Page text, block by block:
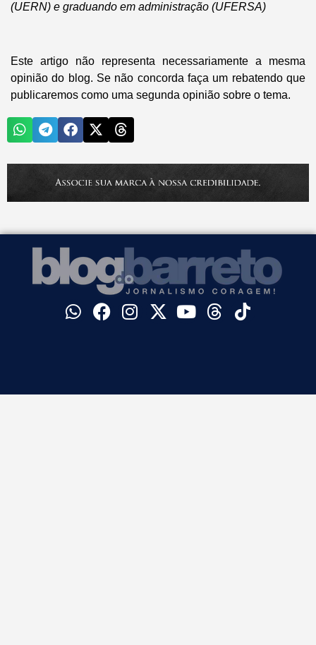
(UERN) e graduando em administração (UFERSA)
Este artigo não representa necessariamente a mesma
opinião do blog. Se não concorda faça um rebatendo que
publicaremos como uma segunda opinião sobre o tema.